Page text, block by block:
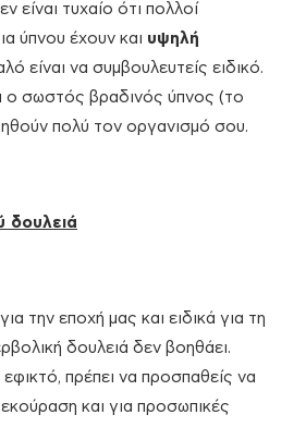
είναι τυχαίο ότι πολλοί
ύπνου έχουν και υψηλή
είναι να συμβουλευτείς ειδικό.
ο σωστός βραδινός ύπνος (το
πολύ τον οργανισμό σου.
δουλειά
την εποχή μας και ειδικά για τη
δουλειά δεν βοηθάει.
πρέπει να προσπαθείς να
και για προσωπικές